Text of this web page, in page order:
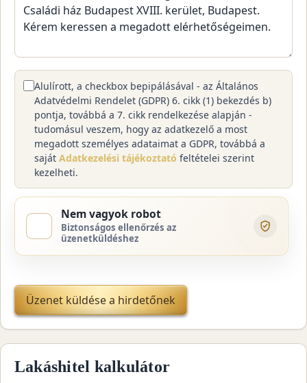
Alulírott, a checkbox bepipálásával - az Általános
Adatvédelmi Rendelet (GDPR) 6. cikk (1) bekezdés b)
pontja, továbbá a 7. cikk rendelkezése alapján -
tudomásul veszem, hogy az adatkezelő a most
megadott személyes adataimat a GDPR, továbbá a
saját Adatkezelési tájékoztató feltételei szerint
kezelheti.
Nem vagyok robot
Biztonságos ellenőrzés az
üzenetküldéshez
Üzenet küldése a hirdetőnek
Lakáshitel kalkulátor